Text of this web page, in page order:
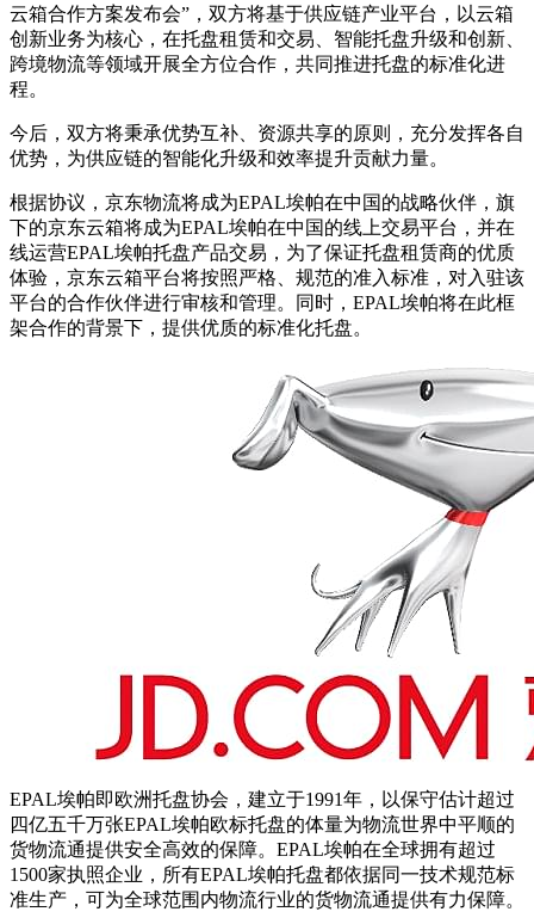
云箱合作方案发布会”，双方将基于供应链产业平台，以云箱
创新业务为核心，在托盘租赁和交易、智能托盘升级和创新、
跨境物流等领域开展全方位合作，共同推进托盘的标准化进
程。
今后，双方将秉承优势互补、资源共享的原则，充分发挥各自
优势，为供应链的智能化升级和效率提升贡献力量。
根据协议，京东物流将成为EPAL埃帕在中国的战略伙伴，旗
下的京东云箱将成为EPAL埃帕在中国的线上交易平台，并在
线运营EPAL埃帕托盘产品交易，为了保证托盘租赁商的优质
体验，京东云箱平台将按照严格、规范的准入标准，对入驻该
平台的合作伙伴进行审核和管理。同时，EPAL埃帕将在此框
架合作的背景下，提供优质的标准化托盘。
EPAL埃帕即欧洲托盘协会，建立于1991年，以保守估计超过
四亿五千万张EPAL埃帕欧标托盘的体量为物流世界中平顺的
货物流通提供安全高效的保障。EPAL埃帕在全球拥有超过
1500家执照企业，所有EPAL埃帕托盘都依据同一技术规范标
准生产，可为全球范围内物流行业的货物流通提供有力保障。